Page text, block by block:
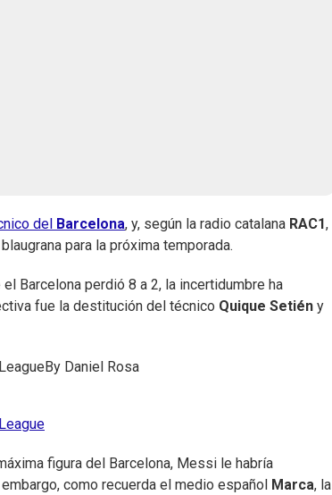
del Barcelona, y, según la radio catalana RAC1,
para la próxima temporada.
el Barcelona perdió 8 a 2, la incertidumbre ha
fue la destitución del técnico Quique Setién y
By Daniel Rosa
figura del Barcelona, Messi le habría
como recuerda el medio español
Marca, la